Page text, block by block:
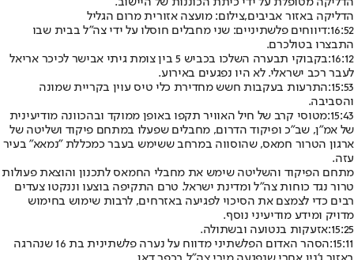
הדליקה באזור אביבים,צילום: מועצה אזורית מרום הגליל
16:52: דיווחים פלשתיניים: שני מחבלים חוסלו על ידי צה"ל בבית שבו
התבצרו בטולכרם.
16:12:
בקבוקי תבערה השלכו בכביש 5 בין צומת גיתי אבישר לכיכר אריאל
לעבר רכב ישראלי. לא היו נפגעים באירוע.
15:53: התרעות בעקבות חשש מחדירת כלי טיס עוין בקריית שמונה
והסביבה.
15:43: מטוסי קרב של חיל האוויר תקפו באופן ממוקד ובהכוונה מודיעינית
של אמ״ן, שב״כ ופיקוד הדרום, מחבלים שפעלו במתחם פיקוד ושליטה של
ארגון הטרור חמאס, שהוסווה במרחב ששימש בעבר כמכללת ״נמאא״ בעיר
עזה.
מתחם הפיקוד והשליטה שימש את מחבלי החמאס לתכנון והוצאת פעולות
טרור נגד כוחות צה״ל ומדינת ישראל. טרם התקיפה בוצעו וננקטו צעדים
רבים כדי לצמצם את הסיכוי לפגיעה באזרחים, לרבות שימוש בחימוש
מדויק ומידע מודיעיני נוסף.
15:25: אזעקות בנטועה ובשתולה.
15:11:
הסהר האדום הפלשתיני מדווח על נערה פלשתינית בת 16 שנהרגה